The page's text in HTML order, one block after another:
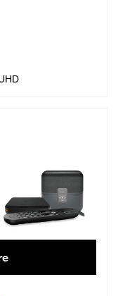
par mois, Engagement 12 mois